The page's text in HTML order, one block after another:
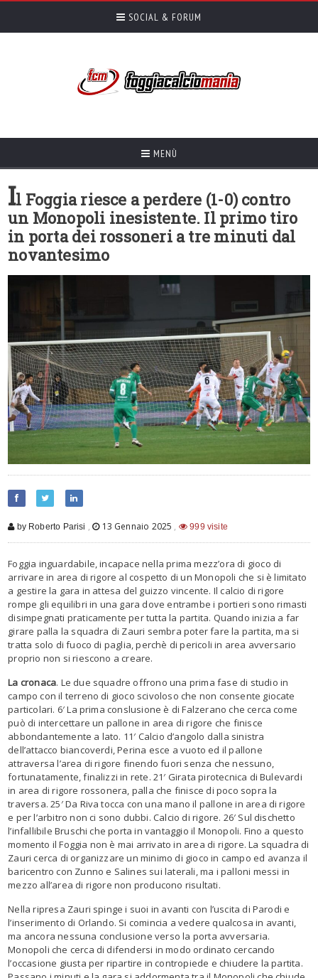
SOCIAL & FORUM
MENÙ
Il Foggia riesce a perdere (1-0) contro
un Monopoli inesistente. Il primo tiro
in porta dei rossoneri a tre minuti dal
novantesimo
by Roberto Parisi , 13 Gennaio 2025 , 999 visite
Foggia inguardabile, incapace nella prima mezz’ora di gioco di
arrivare in area di rigore al cospetto di un Monopoli che si è limitato
a gestire la gara in attesa del guizzo vincente. Il calcio di rigore
rompe gli equilibri in una gara dove entrambe i portieri sono rimasti
disimpegnati praticamente per tutta la partita. Quando inizia a far
girare palla la squadra di Zauri sembra poter fare la partita, ma si
tratta solo di fuoco di paglia, perchè di pericoli in area avversario
proprio non si riescono a creare.
La cronaca. Le due squadre offrono una prima fase di studio in
campo con il terreno di gioco scivoloso che non consente giocate
particolari. 6′ La prima conslusione è di Falzerano che cerca come
può di intercettare un pallone in area di rigore che finisce
abbondantemente a lato. 11′ Calcio d’angolo dalla sinistra
dell’attacco biancoverdi, Perina esce a vuoto ed il pallone
attraversa l’area di rigore finendo fuori senza che nessuno,
fortunatamente, finalizzi in rete. 21′ Girata pirotecnica di Bulevardi
in area di rigore rossonera, palla che finisce di poco sopra la
traversa. 25′ Da Riva tocca con una mano il pallone in area di rigore
e per l’arbitro non ci sono dubbi. Calcio di rigore. 26′ Sul dischetto
l’infallibile Bruschi che porta in vantaggio il Monopoli. Fino a questo
momento il Foggia non è mai arrivato in area di rigore. La squadra di
Zauri cerca di organizzare un minimo di gioco in campo ed avanza il
baricentro con Zunno e Salines sui laterali, ma i palloni messi in
mezzo all’area di rigore non producono risultati.
Nella ripresa Zauri spinge i suoi in avanti con l’uscita di Parodi e
l’inserimento di Orlando. Si comincia a vedere qualcosa in avanti,
ma ancora nessuna conclusione verso la porta avversaria.
Monopoli che cerca di difendersi in modo ordinato cercando
l’occasione giusta per ripartire in contropiede e chiudere la partita.